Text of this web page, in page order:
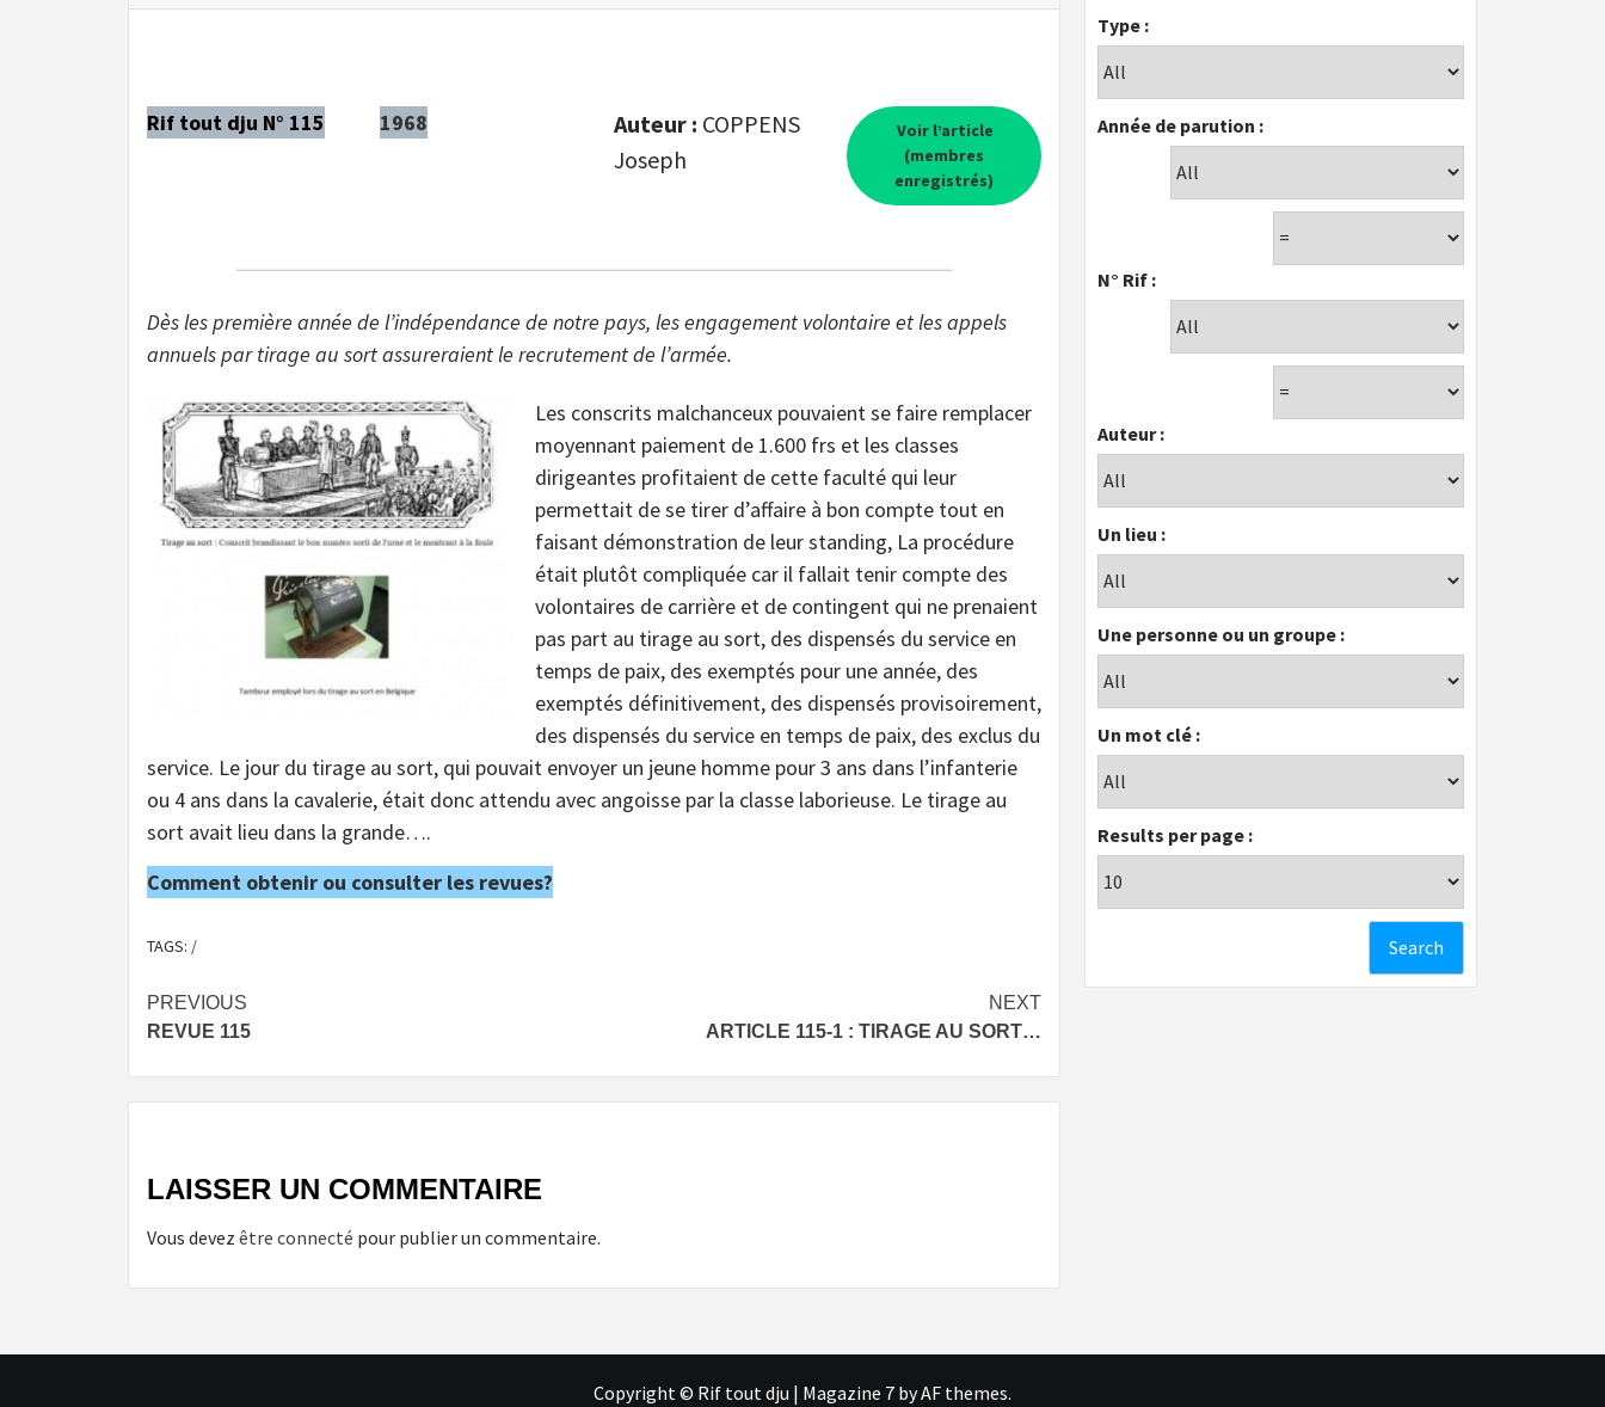
Rif tout dju N° 115 1968 Auteur : COPPENS
Joseph
Voir l’article
(membres
enregistrés)
Dès les première année de l’indépendance de notre pays, les engagement volontaire et les appels
annuels par tirage au sort assureraient le recrutement de l’armée.
Les conscrits malchanceux pouvaient se faire remplacer
moyennant paiement de 1.600 frs et les classes
dirigeantes profitaient de cette faculté qui leur
permettait de se tirer d’affaire à bon compte tout en
faisant démonstration de leur standing, La procédure
était plutôt compliquée car il fallait tenir compte des
volontaires de carrière et de contingent qui ne prenaient
pas part au tirage au sort, des dispensés du service en
temps de paix, des exemptés pour une année, des
exemptés définitivement, des dispensés provisoirement,
des dispensés du service en temps de paix, des exclus du
service. Le jour du tirage au sort, qui pouvait envoyer un jeune homme pour 3 ans dans l’infanterie
ou 4 ans dans la cavalerie, était donc attendu avec angoisse par la classe laborieuse. Le tirage au
sort avait lieu dans la grande….
Comment obtenir ou consulter les revues?
TAGS: /
Post
navigation
PREVIOUS
REVUE 115
NEXT
ARTICLE 115-1 : TIRAGE AU SORT…
LAISSER UN COMMENTAIRE
Vous devez être connecté pour publier un commentaire.
Type :
Année de parution :
N° Rif :
Auteur :
Un lieu :
Une personne ou un groupe :
Un mot clé :
Results per page :
Copyright © Rif tout dju | Magazine 7 by AF themes.